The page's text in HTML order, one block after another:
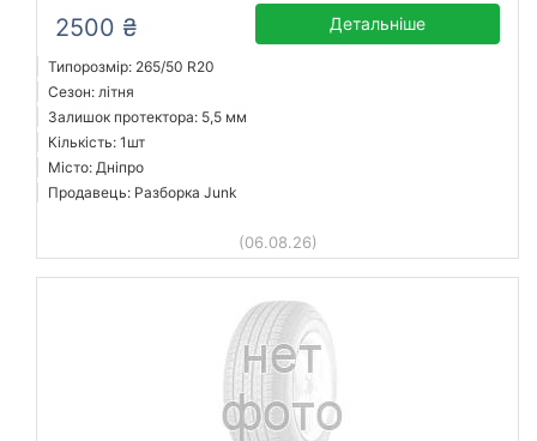
2500 ₴ Детальніше
Типорозмір: 265/50 R20
Сезон: літня
Залишок протектора: 5,5 мм
Кількість: 1шт
Місто: Дніпро
Продавець: Разборка Junk
(06.08.26)